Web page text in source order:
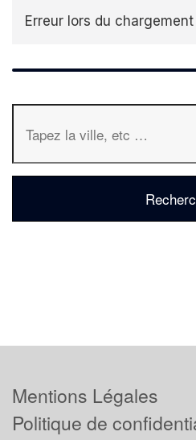
Erreur lors du
Mentions Légales
Politique de